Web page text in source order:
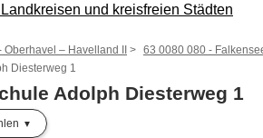
und kreisfreien Städten
Oberhavel – Havelland II
63 0080 080 -
Diesterweg 1
Adolph Diesterweg 1